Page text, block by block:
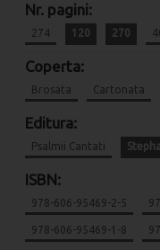
Nr. pagini:
274 120 270
Coperta:
Brosata Cartonata
Editura:
Psalmii Cantati
ISBN:
978-606-95469-2-5
978-606-95469-1-8